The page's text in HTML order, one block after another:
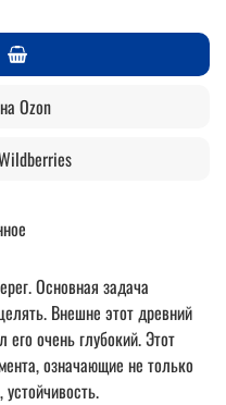
Ozon
Основная задача
Внешне этот древний
очень глубокий. Этот
означающие не только